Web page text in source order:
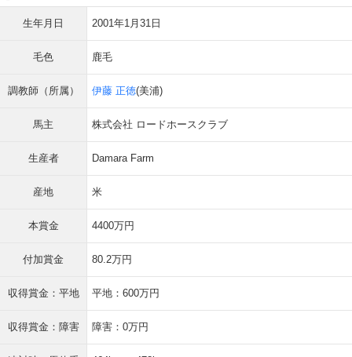
生年月日 2001年1月31日
毛色 鹿毛
調教師（所属） 伊藤 正徳(美浦)
馬主 株式会社 ロードホースクラブ
生産者 Damara Farm
産地 米
本賞金 4400万円
付加賞金 80.2万円
収得賞金：平地 平地：600万円
収得賞金：障害 障害：0万円